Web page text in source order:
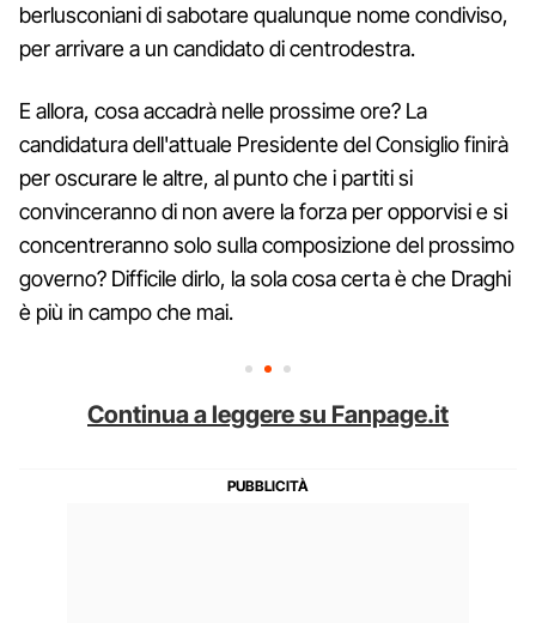
berlusconiani di sabotare qualunque nome condiviso,
per arrivare a un candidato di centrodestra.
E allora, cosa accadrà nelle prossime ore? La
candidatura dell'attuale Presidente del Consiglio finirà
per oscurare le altre, al punto che i partiti si
convinceranno di non avere la forza per opporvisi e si
concentreranno solo sulla composizione del prossimo
governo? Difficile dirlo, la sola cosa certa è che Draghi
è più in campo che mai.
Continua a leggere su Fanpage.it